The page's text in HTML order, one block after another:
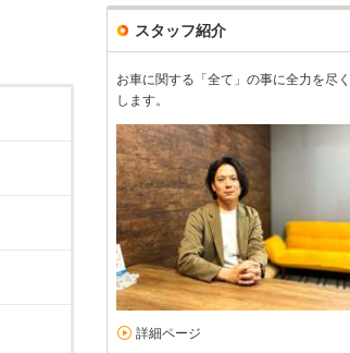
スタッフ紹介
お車に関する「全て」の事に全力を尽く
します。
詳細ページ